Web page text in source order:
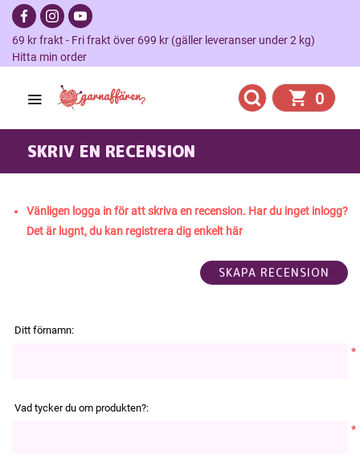
69 kr frakt - Fri frakt över 699 kr (gäller leveranser under 2 kg)
Hitta min order
0
SKRIV EN RECENSION
Vänligen logga in för att skriva en recension. Har du inget inlogg?
Det är lugnt, du kan registrera dig enkelt här
Ditt förnamn:
*
Vad tycker du om produkten?:
*